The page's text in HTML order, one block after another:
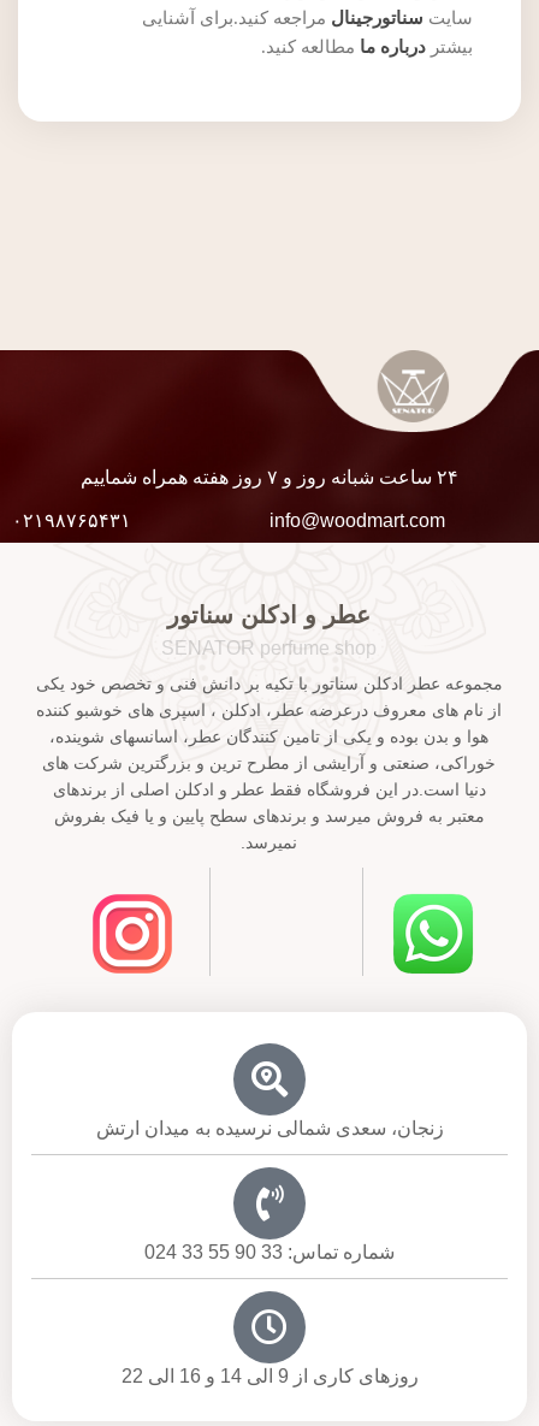
سایت سناتورجینال مراجعه کنید.برای آشنایی
بیشتر درباره ما مطالعه کنید.
۲۴ ساعت شبانه روز و ۷ روز هفته همراه شماییم
info@woodmart.com ۰۲۱۹۸۷۶۵۴۳۱
عطر و ادکلن سناتور
SENATOR perfume shop
مجموعه عطر ادکلن سناتور با تکیه بر دانش فنی و تخصص خود یکی
از نام های معروف درعرضه عطر، ادکلن ، اسپری های خوشبو کننده
هوا و بدن بوده و یکی از تامین کنندگان عطر، اسانسهای شوینده،
خوراکی، صنعتی و آرایشی از مطرح ترین و بزرگترین شرکت های
دنیا است.در این فروشگاه فقط عطر و ادکلن اصلی از برندهای
معتبر به فروش میرسد و برندهای سطح پایین و یا فیک بفروش
نمیرسد.
زنجان، سعدی شمالی نرسیده به میدان ارتش
شماره تماس: 33 90 55 33 024
روزهای کاری از 9 الی 14 و 16 الی 22